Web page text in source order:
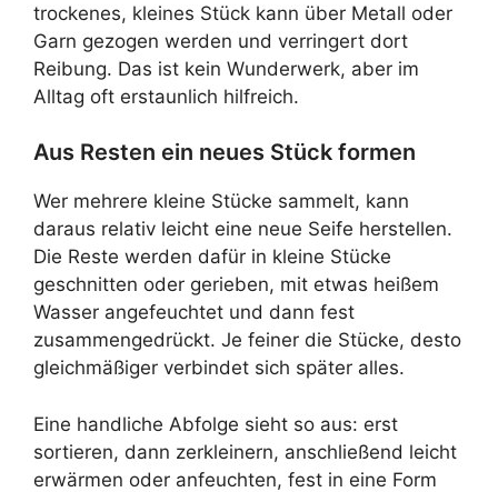
trockenes, kleines Stück kann über Metall oder
Garn gezogen werden und verringert dort
Reibung. Das ist kein Wunderwerk, aber im
Alltag oft erstaunlich hilfreich.
Aus Resten ein neues Stück formen
Wer mehrere kleine Stücke sammelt, kann
daraus relativ leicht eine neue Seife herstellen.
Die Reste werden dafür in kleine Stücke
geschnitten oder gerieben, mit etwas heißem
Wasser angefeuchtet und dann fest
zusammengedrückt. Je feiner die Stücke, desto
gleichmäßiger verbindet sich später alles.
Eine handliche Abfolge sieht so aus: erst
sortieren, dann zerkleinern, anschließend leicht
erwärmen oder anfeuchten, fest in eine Form